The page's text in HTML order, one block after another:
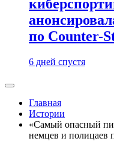
по Counter-
6 дней спустя
Главная
Истории
«Самый опасный
немцев и полицаев